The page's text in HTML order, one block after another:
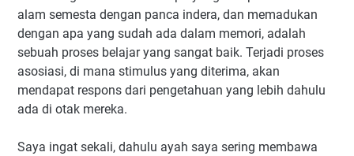
alam semesta dengan panca indera, dan memadukan
dengan apa yang sudah ada dalam memori, adalah
sebuah proses belajar yang sangat baik. Terjadi proses
asosiasi, di mana stimulus yang diterima, akan
mendapat respons dari pengetahuan yang lebih dahulu
ada di otak mereka.
Saya ingat sekali, dahulu ayah saya sering membawa